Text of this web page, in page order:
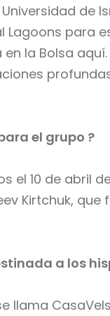
de
para
la Bolsa
el grupo ?
el 10 de abril
Kirtchuk, que
a los
llama